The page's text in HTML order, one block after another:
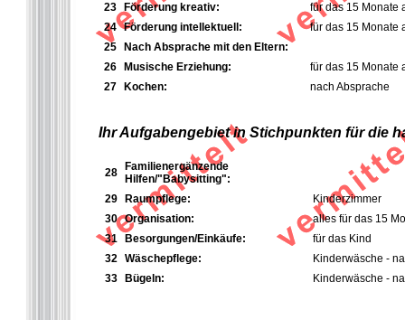
23
Förderung kreativ:
für das 15 Monate
24 Förderung intellektuell:
für das 15 Monate
25
Nach Absprache mit den Eltern:
26
Musische Erziehung:
für das 15 Monate
27
Kochen: nach Absprache
Ihr Aufgabengebiet in Stichpunkten für die
28
Familienergänzende
Hilfen/"Babysitting":
29
Raumpflege:
Kinderzimmer
30 Organisation:
alles für das 15
31
Besorgungen/Einkäufe:
für das Kind
32 Wäschepflege:
Kinderwäsche -
33
Bügeln: Kinderwäsche -